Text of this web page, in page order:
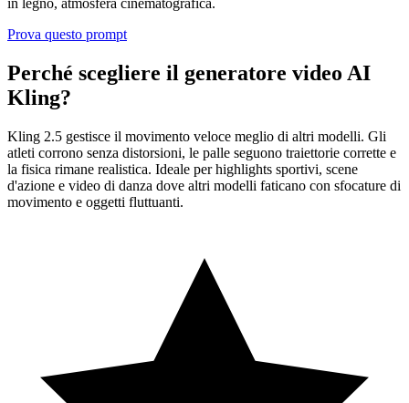
in legno, atmosfera cinematografica.
Prova questo prompt
Perché scegliere il generatore video AI
Kling?
Kling 2.5 gestisce il movimento veloce meglio di altri modelli. Gli
atleti corrono senza distorsioni, le palle seguono traiettorie corrette e
la fisica rimane realistica. Ideale per highlights sportivi, scene
d'azione e video di danza dove altri modelli faticano con sfocature di
movimento e oggetti fluttuanti.